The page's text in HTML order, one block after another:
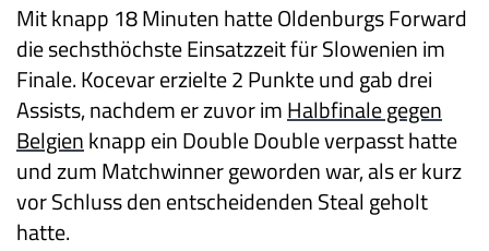
Mit knapp 18 Minuten hatte Oldenburgs Forward
die sechsthöchste Einsatzzeit für Slowenien im
Finale. Kocevar erzielte 2 Punkte und gab drei
Assists, nachdem er zuvor imHalbfinale gegen
Belgienknapp ein Double Double verpasst hatte
und zum Matchwinner geworden war, als er kurz
vor Schluss den entscheidenden Steal geholt
hatte.